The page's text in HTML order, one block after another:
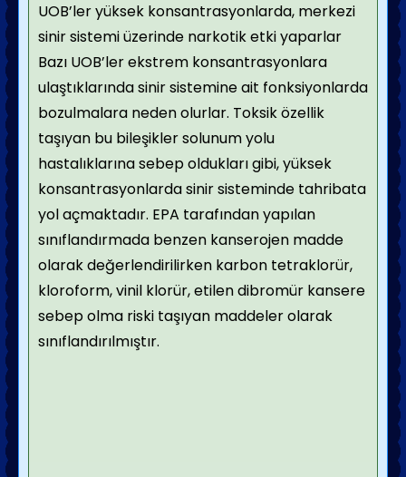
UOB’ler yüksek konsantrasyonlarda, merkezi
sinir sistemi üzerinde narkotik etki yaparlar
Bazı UOB’ler ekstrem konsantrasyonlara
ulaştıklarında sinir sistemine ait fonksiyonlarda
bozulmalara neden olurlar. Toksik özellik
taşıyan bu bileşikler solunum yolu
hastalıklarına sebep oldukları gibi, yüksek
konsantrasyonlarda sinir sisteminde tahribata
yol açmaktadır. EPA tarafından yapılan
sınıflandırmada benzen kanserojen madde
olarak değerlendirilirken karbon tetraklorür,
kloroform, vinil klorür, etilen dibromür kansere
sebep olma riski taşıyan maddeler olarak
sınıflandırılmıştır.